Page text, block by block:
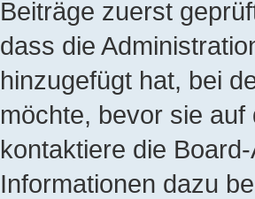
Beiträge zuerst
dass die
hinzugefügt hat, bei
möchte, bevor sie
kontaktiere die
Informationen dazu